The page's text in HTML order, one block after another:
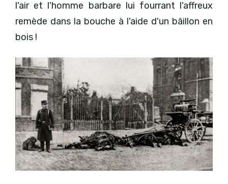
l'air et l'homme barbare lui fourrant l'affreux
remède dans la bouche à l'aide d'un bâillon en
bois !